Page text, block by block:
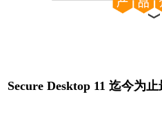
Secure Desktop 11 迄今为